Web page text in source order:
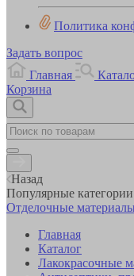
Политика
Задать вопрос
Главная
Корзина
Назад
Популярные категории
Отделочные материалы
Главная
Каталог
Лакокрасочные